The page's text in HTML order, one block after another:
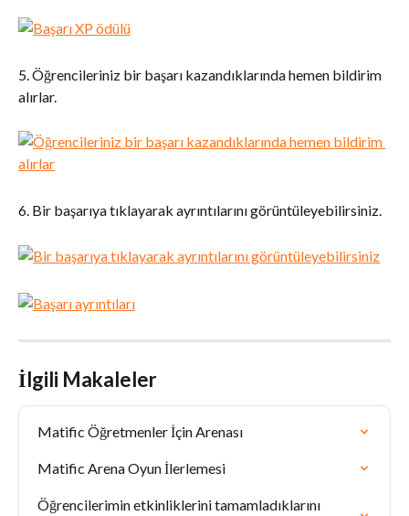
5. Öğrencileriniz bir başarı kazandıklarında hemen bildirim
alırlar.
6. Bir başarıya tıklayarak ayrıntılarını görüntüleyebilirsiniz.
İlgili Makaleler
Matific Öğretmenler İçin Arenası
Matific Arena Oyun İlerlemesi
Öğrencilerimin etkinliklerini tamamladıklarını